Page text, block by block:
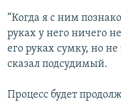
“Когда я с ним
руках у него ничего
его руках сумку, но
сказал подсудимый.
Процесс будет